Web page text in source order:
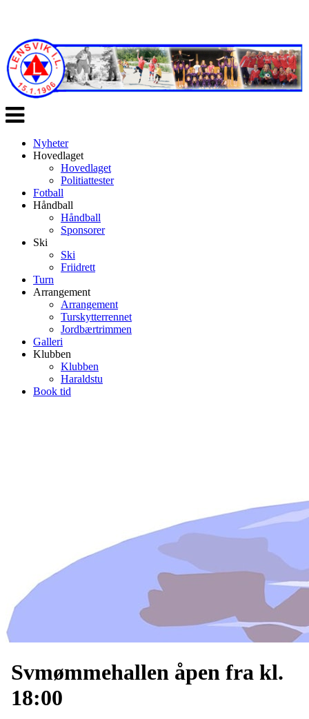
Veksle
navigasjon
Nyheter
Hovedlaget
Hovedlaget
Politiattester
Fotball
Håndball
Håndball
Sponsorer
Ski
Ski
Friidrett
Turn
Arrangement
Arrangement
Turskytterrennet
Jordbærtrimmen
Galleri
Klubben
Klubben
Haraldstu
Book tid
Svmømmehallen åpen fra kl.
18:00